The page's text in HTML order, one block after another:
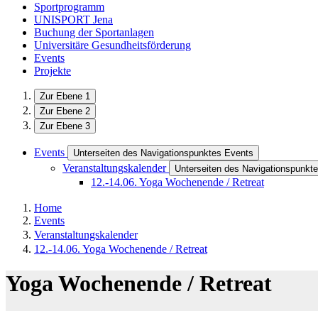
Sportprogramm
UNISPORT Jena
Buchung der Sportanlagen
Universitäre Gesundheitsförderung
Events
Projekte
Zur Ebene 1
Zur Ebene 2
Zur Ebene 3
Events Unterseiten des Navigationspunktes Events
Veranstaltungskalender Unterseiten des
12.-14.06. Yoga Wochenende / Retreat
Home
Events
Veranstaltungskalender
12.-14.06. Yoga Wochenende / Retreat
Yoga Wochenende / Retreat